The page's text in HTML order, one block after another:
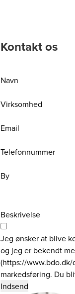
Kontakt os
Navn
Virksomhed
Email
Telefonnummer
By
Beskrivelse
Jeg ønsker at blive
og jeg er bekendt
(https://
markedsføring. Du